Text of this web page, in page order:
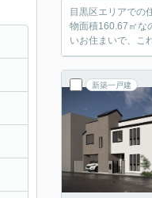
目黒区エリアでの
物面積160.67㎡な
いお住まいで、こ
新築一戸建